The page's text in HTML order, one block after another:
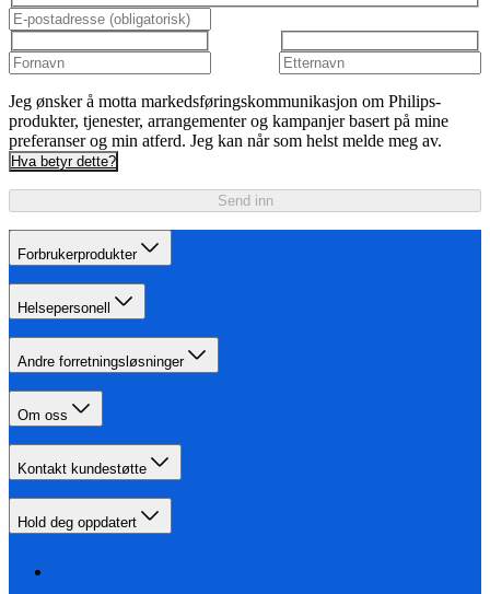
Jeg ønsker å motta markedsføringskommunikasjon om Philips-
produkter, tjenester, arrangementer og kampanjer basert på mine
preferanser og min atferd. Jeg kan når som helst melde meg av.
Hva betyr dette?
Send inn
Forbrukerprodukter
Helsepersonell
Andre forretningsløsninger
Om oss
Kontakt kundestøtte
Hold deg oppdatert